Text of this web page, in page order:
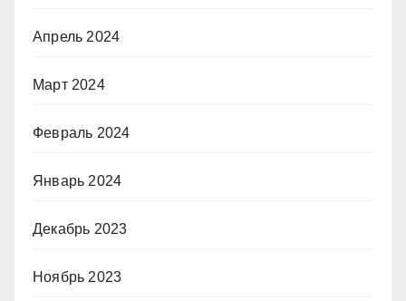
Апрель 2024
Март 2024
Февраль 2024
Январь 2024
Декабрь 2023
Ноябрь 2023